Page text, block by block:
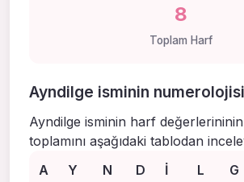
8
Toplam Harf
Ayndilge isminin numerolojisi
Ayndilge isminin harf değerlerininin
toplamını aşağıdaki tablodan
A
Y N D I L G